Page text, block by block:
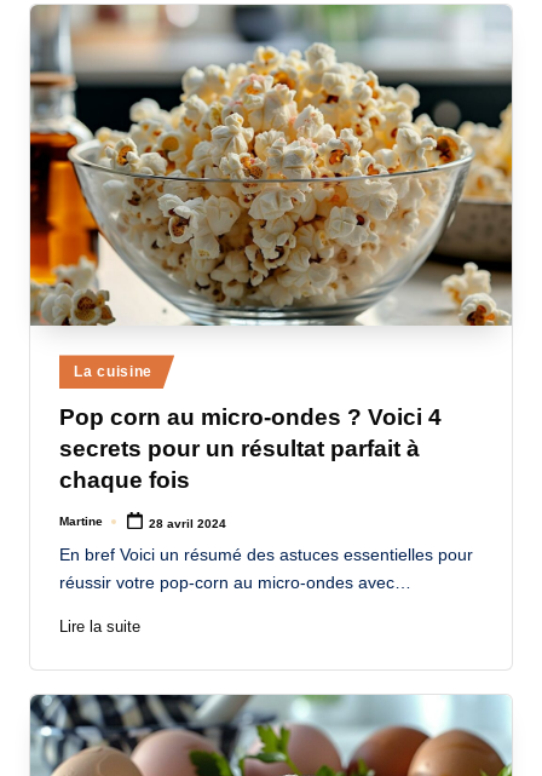
Posted
in
La cuisine
Pop corn au micro-ondes ? Voici 4
secrets pour un résultat parfait à
chaque fois
Posted
Martine 28 avril 2024
En bref Voici un résumé des astuces essentielles pour
réussir votre pop-corn au micro-ondes avec…
Lire la suite